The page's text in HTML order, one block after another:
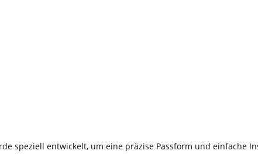
speziell entwickelt, um eine präzise Passform und einfache